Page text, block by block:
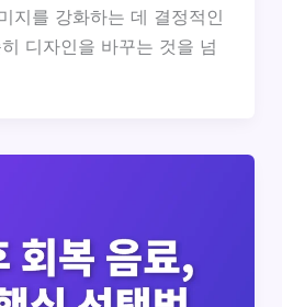
지를 강화하는 데 결정적인
디자인을 바꾸는 것을 넘